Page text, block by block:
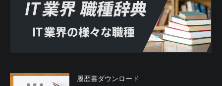
履歴書ダウンロード